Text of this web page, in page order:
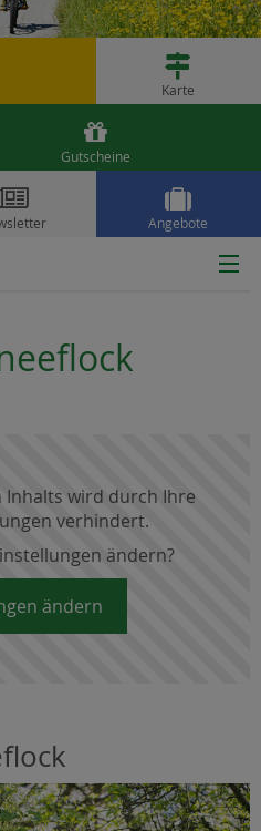

Karte

Gutscheine

Angebote
Inhalts wird durch Ihre
verhindert.
ändern?
ändern